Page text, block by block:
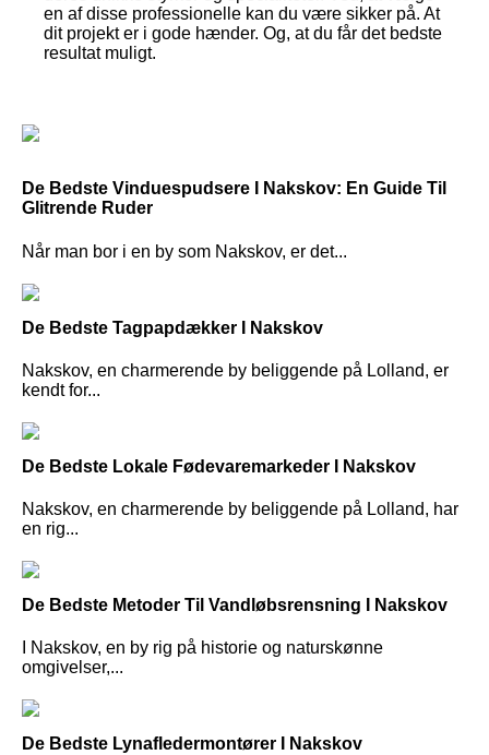
en af disse professionelle kan du være sikker på. At
dit projekt er i gode hænder. Og, at du får det bedste
resultat muligt.
De Bedste Vinduespudsere I Nakskov: En Guide Til
Glitrende Ruder
Når man bor i en by som Nakskov, er det...
De Bedste Tagpapdækker I Nakskov
Nakskov, en charmerende by beliggende på Lolland, er
kendt for...
De Bedste Lokale Fødevaremarkeder I Nakskov
Nakskov, en charmerende by beliggende på Lolland, har
en rig...
De Bedste Metoder Til Vandløbsrensning I Nakskov
I Nakskov, en by rig på historie og naturskønne
omgivelser,...
De Bedste Lynafledermontører I Nakskov